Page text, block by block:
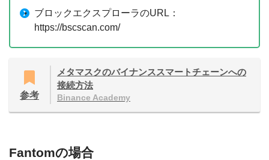
ブロックエクスプローラのURL：
https://bscscan.com/
参考
メタマスクのバイナンススマートチェーンへの
接続方法
Binance Academy
Fantomの場合